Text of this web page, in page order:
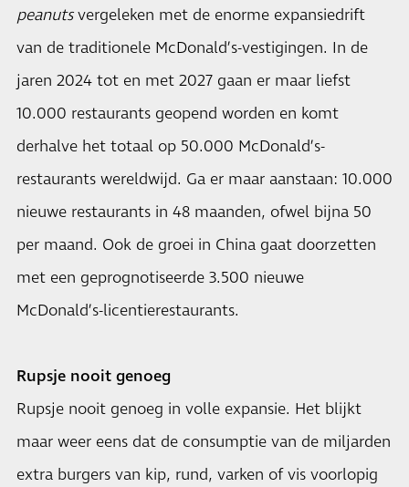
peanutsvergeleken met de enorme expansiedrift
van de traditionele McDonald’s-vestigingen. In de
jaren 2024 tot en met 2027 gaan er maar liefst
10.000 restaurants geopend worden en komt
derhalve het totaal op 50.000 McDonald’s-
restaurants wereldwijd. Ga er maar aanstaan: 10.000
nieuwe restaurants in 48 maanden, ofwel bijna 50
per maand. Ook de groei in China gaat doorzetten
met een geprognotiseerde 3.500 nieuwe
McDonald’s-licentierestaurants.
Rupsje nooit genoeg
Rupsje nooit genoeg in volle expansie. Het blijkt
maar weer eens dat de consumptie van de miljarden
extra burgers van kip, rund, varken of vis voorlopig